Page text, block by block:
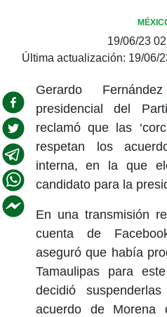
19/06/23
Última actualización: 19/06/
Gerardo
presidencial del
reclamó que las
respetan los
interna, en la que
candidato para la
En una transmisión
cuenta de
aseguró que había
Tamaulipas para
decidió
acuerdo de Morena